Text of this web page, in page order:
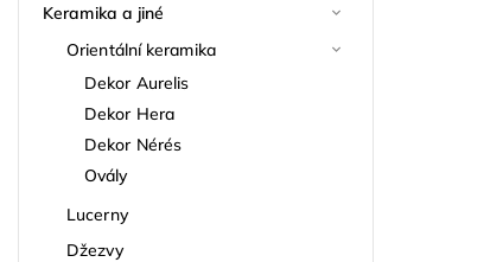
Keramika a jiné
Orientální keramika
Dekor Aurelis
Dekor Hera
Dekor Nérés
Ovály
Lucerny
Džezvy